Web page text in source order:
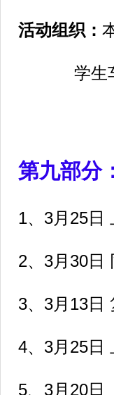
活动组织：
学生
第九部分
1、3月25日
2、3月30日
3、3月13日
4、3月25日
5、3月20日